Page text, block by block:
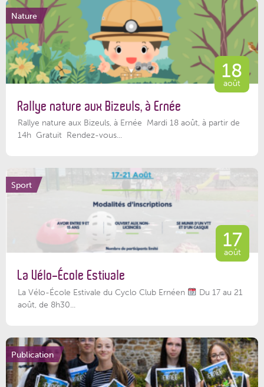
Nature
18
août
Rallye nature aux Bizeuls, à Ernée
Rallye nature aux Bizeuls, à Ernée Mardi 18 août, à partir de
14h Gratuit Rendez-vous...
Sport
17
août
La Vélo-École Estivale
La Vélo-École Estivale du Cyclo Club Ernéen
Du 17 au 21
août, de 8h30...
Publication